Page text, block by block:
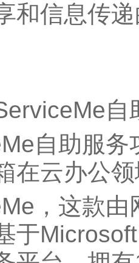
和信息传
自
自助服
在云办公
，这款
于